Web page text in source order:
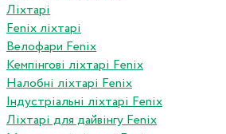
Ліхтарі
Fenix ліхтарі
Велофари Fenix
Кемпінгові ліхтарі Fenix
Налобні ліхтарі Fenix
Індустріальні ліхтарі Fenix
Ліхтарі для дайвінгу Fenix